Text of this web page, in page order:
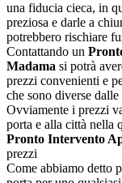
una fiducia cieca, in
preziosa e darle a
potrebbero rischiare
Contattando un
Madama si potrà
prezzi convenienti e
che sono diverse
Ovviamente i prezzi
porta e alla città nella
Pronto Intervento
prezzi
Come abbiamo detto